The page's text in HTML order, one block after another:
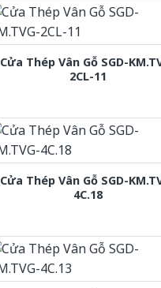
Cửa Thép Vân Gỗ SGD-
2CL-11
Cửa Thép Vân Gỗ SGD-
4C.18